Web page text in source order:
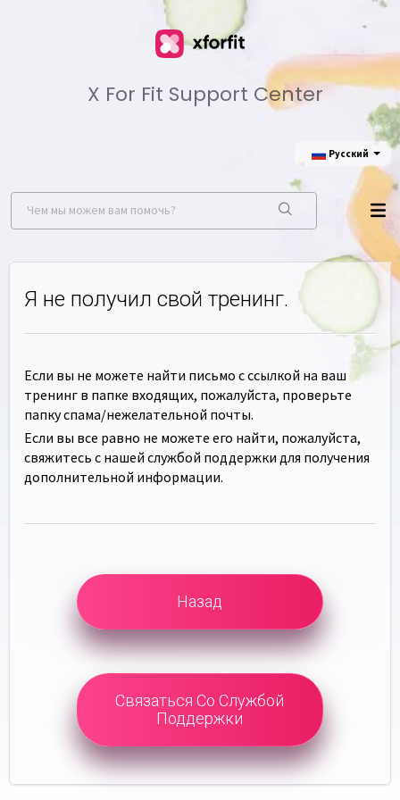
X For Fit Support Center
Русский
Я не получил свой тренинг.
Если вы не можете найти письмо с ссылкой на ваш
тренинг в папке входящих, пожалуйста, проверьте
папку спама/нежелательной почты.
Если вы все равно не можете его найти, пожалуйста,
свяжитесь с нашей службой поддержки для получения
дополнительной информации.
Назад
Связаться Со Службой
Поддержки